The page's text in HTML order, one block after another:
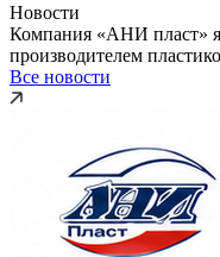
Новости
Компания «АНИ пласт»
производителем
Все новости